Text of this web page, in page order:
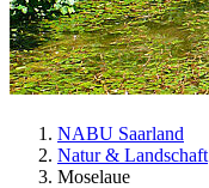
NABU Saarland
Natur & Landschaft
Moselaue